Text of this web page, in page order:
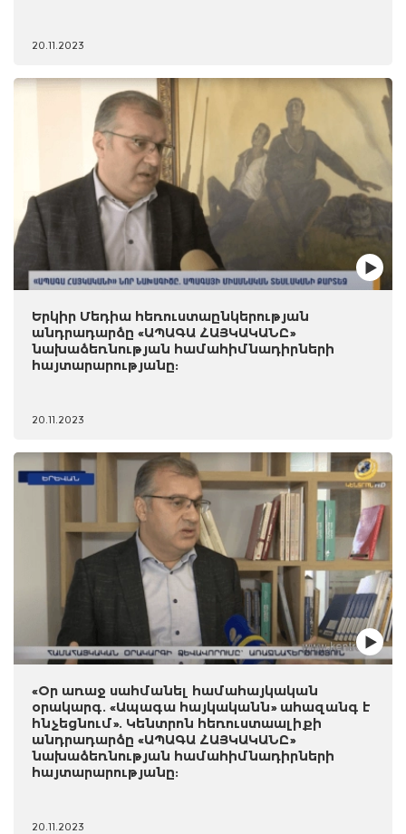
20.11.2023
Երկիր Մեդիա հեռուստաընկերության
անդրադարձը «ԱՊԱԳԱ ՀԱՅԿԱԿԱՆԸ»
նախաձեռնության համահիմնադիրների
հայտարարությանը:
20.11.2023
«Օր առաջ սահմանել համահայկական
օրակարգ. «Ապագա հայկականն» ահազանգ է
հնչեցնում». Կենտրոն հեռուստաալիքի
անդրադարձը «ԱՊԱԳԱ ՀԱՅԿԱԿԱՆԸ»
նախաձեռնության համահիմնադիրների
հայտարարությանը:
20.11.2023